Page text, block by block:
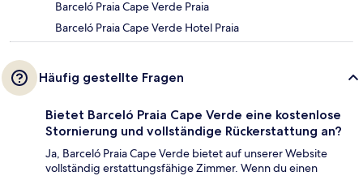
Barceló Praia Cape Verde Praia
Barceló Praia Cape Verde Hotel Praia
Häufig gestellte Fragen
Bietet Barceló Praia Cape Verde eine kostenlose
Stornierung und vollständige Rückerstattung an?
Ja, Barceló Praia Cape Verde bietet auf unserer Website
vollständig erstattungsfähige Zimmer. Wenn du einen